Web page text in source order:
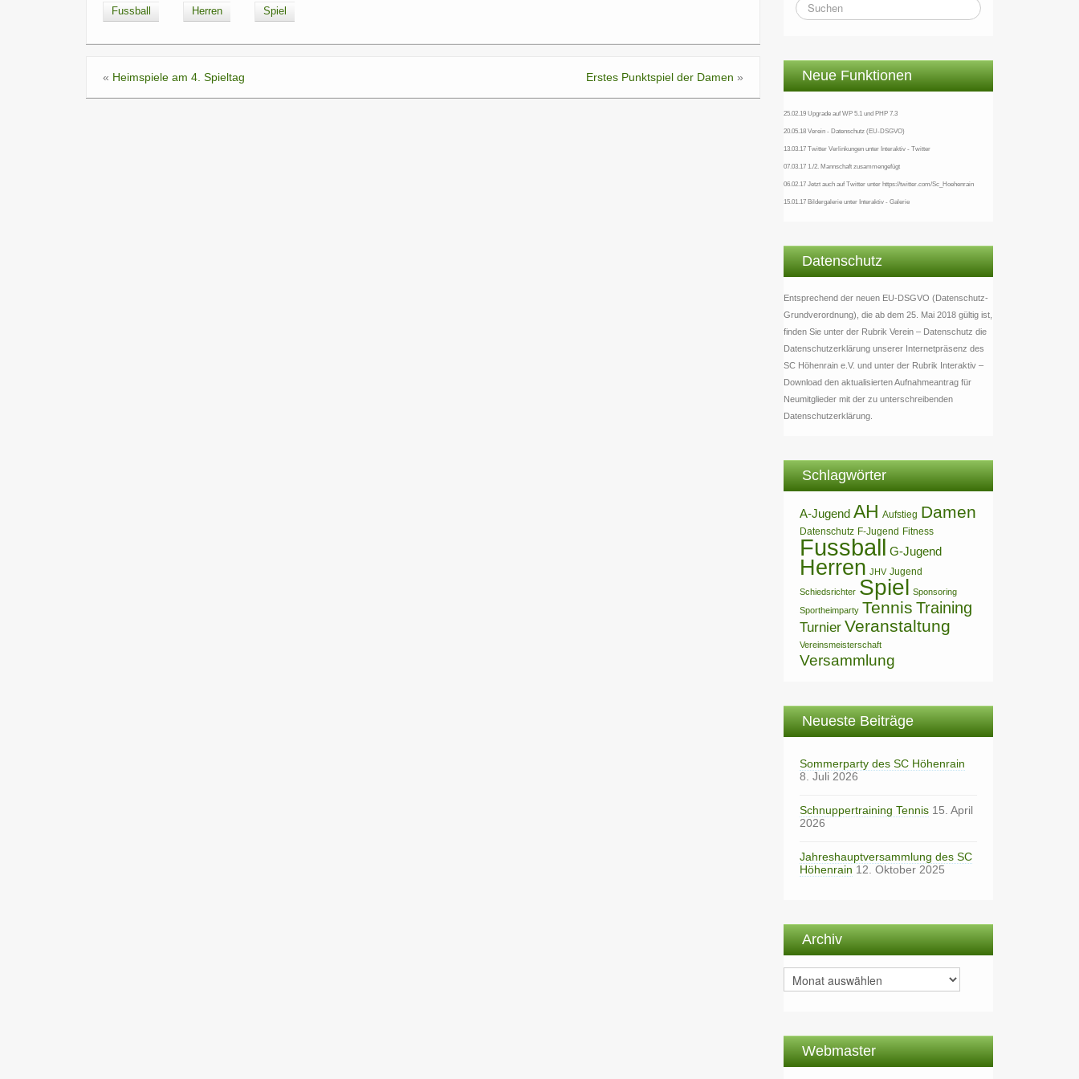
Fussball Herren Spiel
« Heimspiele am 4. Spieltag Erstes Punktspiel der Damen » Neue Funktionen
25.02.19 Upgrade auf WP 5.1 und PHP 7.3
20.05.18 Verein - Datenschutz (EU-DSGVO)
13.03.17 Twitter Verlinkungen unter Interaktiv - Twitter
07.03.17 1./2. Mannschaft zusammengefügt
06.02.17 Jetzt auch auf Twitter unter https://twitter.com/Sc_Hoehenrain
15.01.17 Bildergalerie unter Interaktiv - Galerie
Datenschutz
Entsprechend der neuen EU-DSGVO (Datenschutz-
Grundverordnung), die ab dem 25. Mai 2018 gültig ist,
finden Sie unter der Rubrik Verein – Datenschutz die
Datenschutzerklärung unserer Internetpräsenz des
SC Höhenrain e.V. und unter der Rubrik Interaktiv –
Download den aktualisierten Aufnahmeantrag für
Neumitglieder mit der zu unterschreibenden
Datenschutzerklärung.
Schlagwörter
A-Jugend AH Aufstieg Damen
Datenschutz F-Jugend Fitness
Fussball G-Jugend
Herren JHV Jugend
Schiedsrichter Spiel Sponsoring
Sportheimparty Tennis Training
Turnier Veranstaltung
Vereinsmeisterschaft
Versammlung
Neueste Beiträge
Sommerparty des SC Höhenrain
8. Juli 2026
Schnuppertraining Tennis 15. April
2026
Jahreshauptversammlung des SC
Höhenrain 12. Oktober 2025
Archiv
Archiv
Webmaster